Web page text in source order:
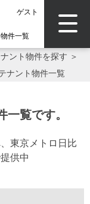
ゲスト
件一覧
ント物件を探す ＞
ナント物件一覧
覧です。
東京メトロ日比
供中